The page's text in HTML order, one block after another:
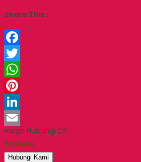
Share This :
Facebook
Twitter
WhatsApp
Pinterest
LinkedIn
Email
Harga Hubungi CS
Tersedia
Hubungi Kami